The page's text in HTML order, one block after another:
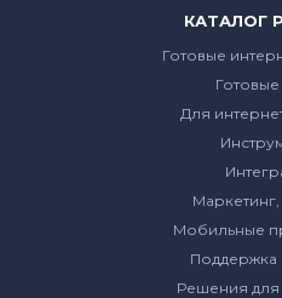
КАТАЛОГ
Готовые
Готовые
Для
Мобильные
Поддержка
Решения для